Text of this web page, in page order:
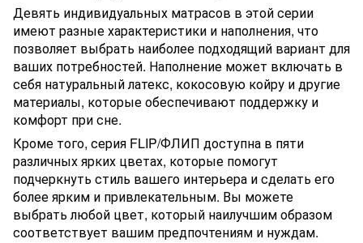
Девять индивидуальных матрасов в этой серии
имеют разные характеристики и наполнения, что
позволяет выбрать наиболее подходящий вариант для
ваших потребностей. Наполнение может включать в
себя натуральный латекс, кокосовую койру и другие
материалы, которые обеспечивают поддержку и
комфорт при сне.
Кроме того, серия FLIP/ФЛИП доступна в пяти
различных ярких цветах, которые помогут
подчеркнуть стиль вашего интерьера и сделать его
более ярким и привлекательным. Вы можете
выбрать любой цвет, который наилучшим образом
соответствует вашим предпочтениям и нуждам.